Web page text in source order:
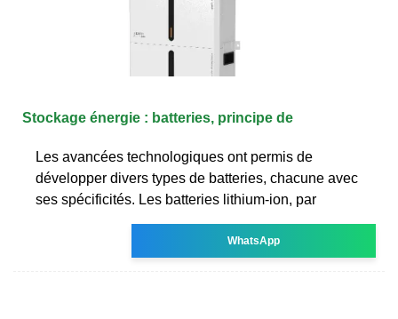
Stockage énergie : batteries, principe de
Les avancées technologiques ont permis de
développer divers types de batteries, chacune avec
ses spécificités. Les batteries lithium-ion, par
WhatsApp